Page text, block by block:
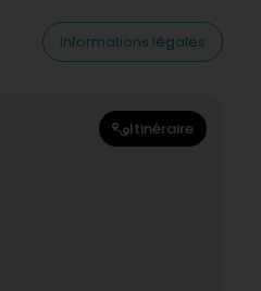
Informations légales
Itinéraire